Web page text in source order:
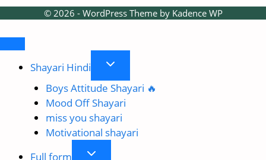
के
सबसे
खिलाड़ी:
वैभव
सूर्यवंशी
ने
रचा
इतिहास
© 2026 - WordPress Theme by Kadence WP
Shayari Hindi
Toggle
menu
Boys Attitude Shayari 🔥
Mood Off Shayari
miss you shayari
Motivational shayari
Full form
Toggle